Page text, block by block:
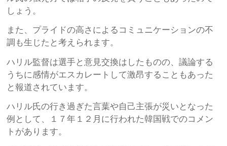
しょう。
また、プライドの高さによるコミュニケーションの不
調も生じたと考えられます。
ハリル監督は選手と意見交換はしたものの、議論する
うちに感情がエスカレートして激昂することもあった
と報道されています。
ハリル氏の行き過ぎた言葉や自己主張が災いとなった
例として、１７年１２月に行われた韓国戦でのコメン
トがあります。